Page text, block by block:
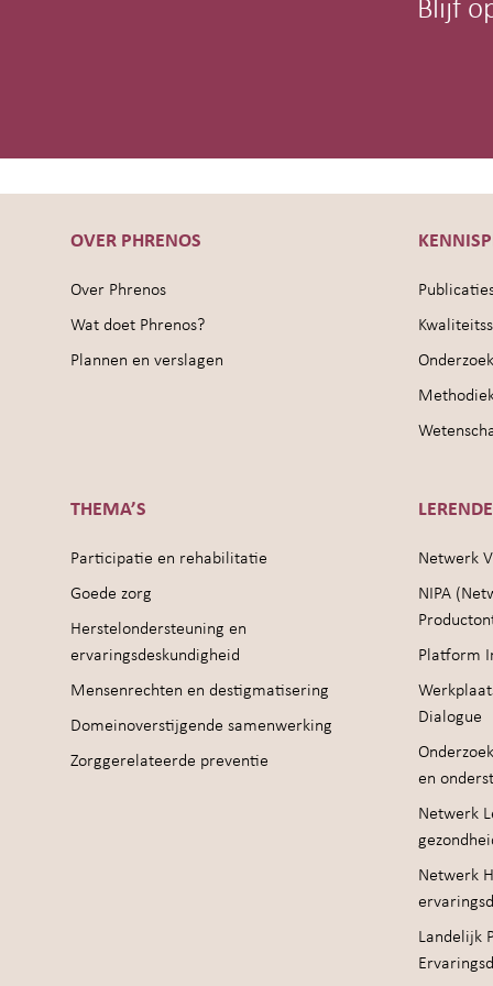
Blijf
OVER PHRENOS
Over Phrenos
Wat doet Phrenos?
Plannen en verslagen
THEMA’S
Participatie en rehabilitatie
Goede zorg
Herstelondersteuning en
ervaringsdeskundigheid
Mensenrechten en destigmatisering
Domeinoverstijgende samenwerking
Zorggerelateerde preventie
Netwerk
NIPA
Platform
Dialogue
en
Netwerk
Netwerk
Landelijk